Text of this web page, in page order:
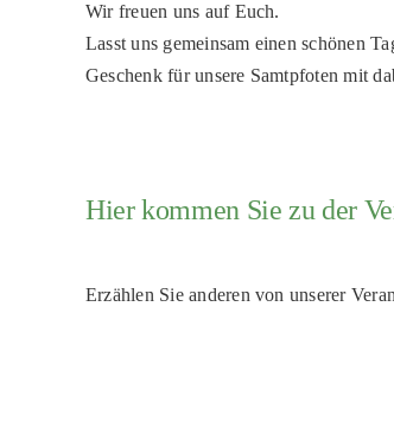
Wir freuen uns auf Euch.
Lasst uns gemeinsam einen schönen
Geschenk für unsere Samtpfoten mit
Hier kommen Sie zu der
Erzählen Sie anderen von unserer